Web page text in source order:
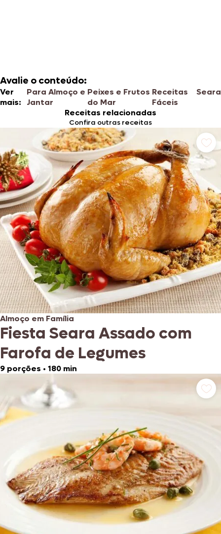
Avalie o conteúdo:
Ver
mais:
Para Almoço e
Jantar
Peixes e Frutos
do Mar
Receitas
Fáceis
Seara
Receitas relacionadas
Confira outras receitas
Almoço em Família
Fiesta Seara Assado com
Farofa de Legumes
9 porções • 180 min